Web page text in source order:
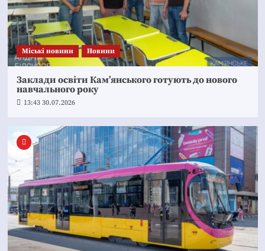
Mіські новини Новини
Заклади освіти Кам’янського готують до нового
навчального року
13:43 30.07.2026